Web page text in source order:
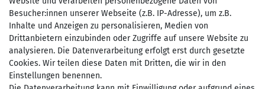
Zahlen Sie bequem per
Besucher:innen unserer Webseite (z.B. IP-Adresse), um z.B.
Inhalte und Anzeigen zu personalisieren, Medien von
Drittanbietern einzubinden oder Zugriffe auf unsere Website zu
analysieren. Die Datenverarbeitung erfolgt erst durch gesetzte
Cookies. Wir teilen diese Daten mit Dritten, die wir in den
Einstellungen benennen.